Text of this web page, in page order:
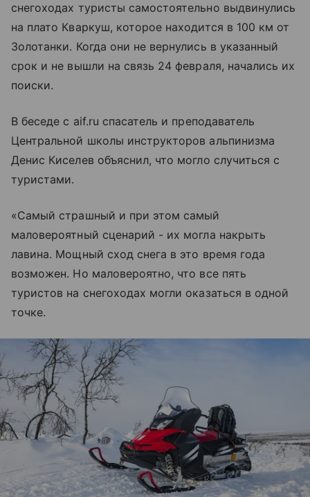
снегоходах туристы самостоятельно выдвинулись
на плато Кваркуш, которое находится в 100 км от
Золотанки. Когда они не вернулись в указанный
срок и не вышли на связь 24 февраля, начались их
поиски.
В беседе с aif.ru спасатель и преподаватель
Центральной школы инструкторов альпинизма
Денис Киселев объяснил, что могло случиться с
туристами.
«Самый страшный и при этом самый
маловероятный сценарий - их могла накрыть
лавина. Мощный сход снега в это время года
возможен. Но маловероятно, что все пять
туристов на снегоходах могли оказаться в одной
точке.